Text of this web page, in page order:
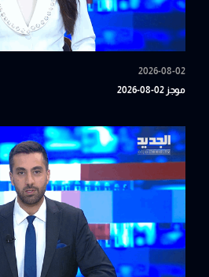
2026-08-02
موجز 02-08-2026